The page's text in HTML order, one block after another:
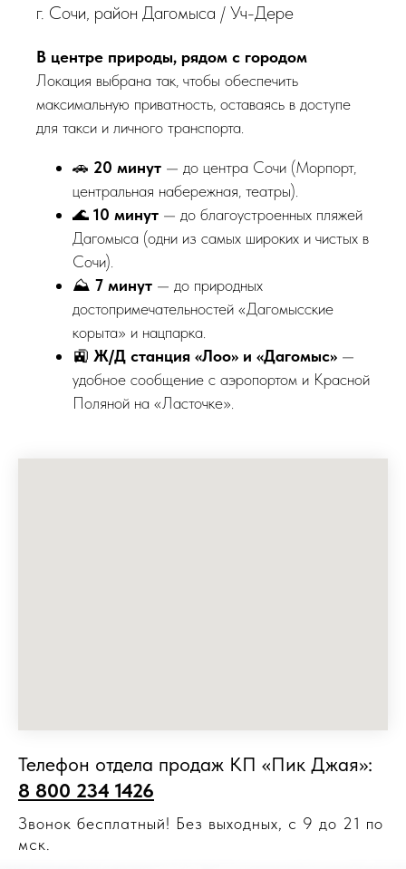
г. Сочи, район Дагомыса / Уч-Дере
В центре природы, рядом с городом
Локация выбрана так, чтобы обеспечить
максимальную приватность, оставаясь в доступе
для такси и личного транспорта.
🚗 20 минут — до центра Сочи (Морпорт,
центральная набережная, театры).
🌊 10 минут — до благоустроенных пляжей
Дагомыса (одни из самых широких и чистых в
Сочи).
⛰️ 7 минут — до природных
достопримечательностей «Дагомысские
корыта» и нацпарка.
🚉 Ж/Д станция «Лоо» и «Дагомыс» —
удобное сообщение с аэропортом и Красной
Поляной на «Ласточке».
Телефон отдела продаж КП «Пик Джая»:
8 800 234 1426
Звонок бесплатный! Без выходных, с 9 до 21 по
мск.